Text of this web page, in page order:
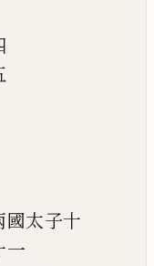
國太子十
一